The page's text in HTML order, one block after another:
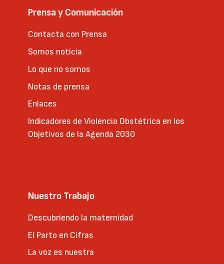
Prensa y Comunicación
Contacta con Prensa
Somos noticia
Lo que no somos
Notas de prensa
Enlaces
Indicadores de Violencia Obstétrica en los
Objetivos de la Agenda 2030
Nuestro Trabajo
Descubriendo la maternidad
El Parto en Cifras
La voz es nuestra